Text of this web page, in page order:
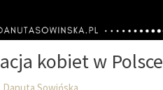
kobiet w Polsce